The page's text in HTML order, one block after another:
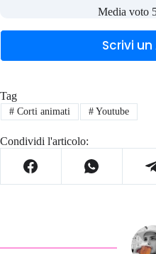
Media voto
Scrivi
Tag
#Corti animati #Youtube
Condividi l'articolo: